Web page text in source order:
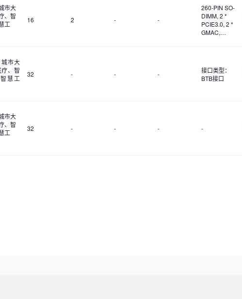
市大
、智
工
16 2 - -
260-PIN SO-
DIMM, 2 *
PCIE3.0, 2 *
GMAC,
PWM x1
市大
、智
慧工
32 - - -
接口类型：
BTB接口
市大
、智
工
32 - - - -